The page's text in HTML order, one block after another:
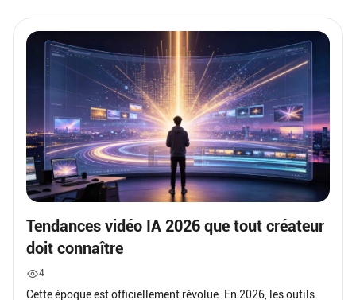
Tendances vidéo IA 2026 que tout créateur
doit connaître
4
Cette époque est officiellement révolue. En 2026, les outils